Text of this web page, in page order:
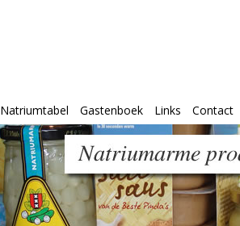
Natriumtabel Gastenboek Links Contact